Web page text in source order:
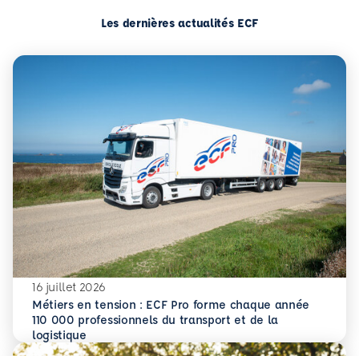
Les dernières actualités ECF
16 juillet 2026
Métiers en tension : ECF Pro forme chaque année
110 000 professionnels du transport et de la
logistique
En savoir plus
Métiers en tension : ECF Pro forme chaque année 110